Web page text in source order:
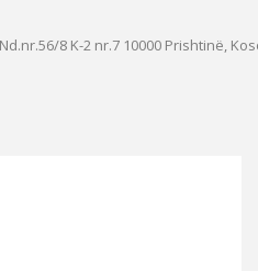
8 K-2 nr.7 10000 Prishtinë,